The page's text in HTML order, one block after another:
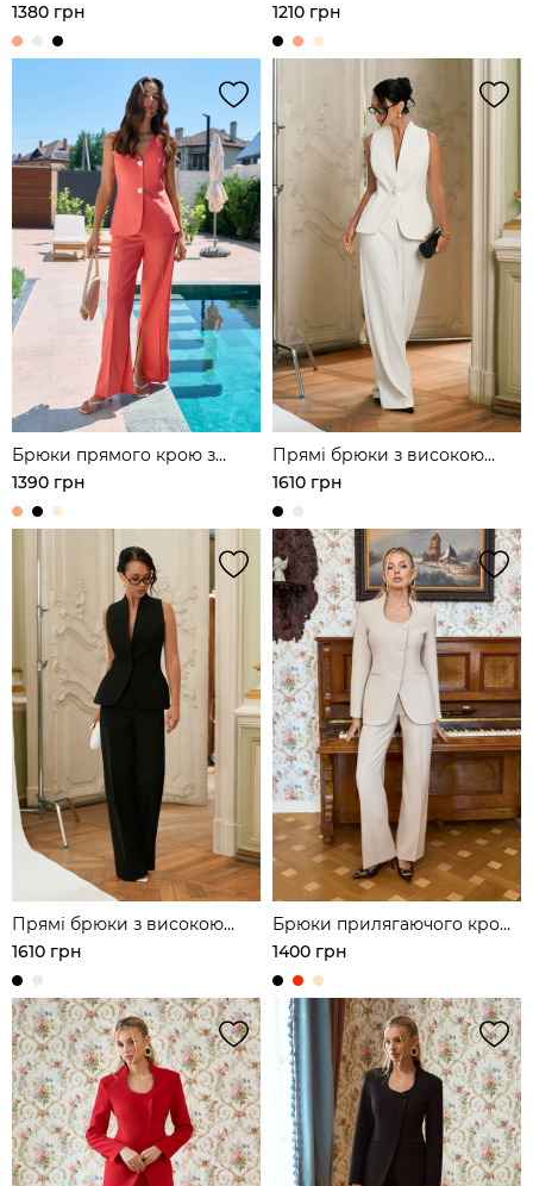
защипами з льону
1380 грн
1210 грн
Брюки прямого крою з
льону
1390 грн
Прямі брюки з високою
посадкою
1610 грн
Прямі брюки з високою
посадкою
1610 грн
Брюки прилягаючого крою
з акцентними строчками
1400 грн